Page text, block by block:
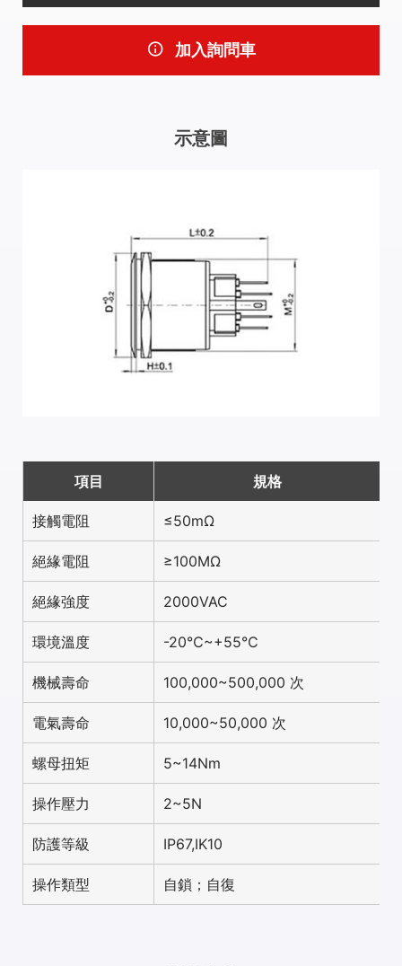
加入詢問車
示意圖
項目 規格
接觸電阻 ≤50mΩ
絕緣電阻 ≥100MΩ
絕緣強度 2000VAC
環境溫度 -20℃~+55℃
機械壽命 100,000~500,000 次
電氣壽命 10,000~50,000 次
螺母扭矩 5~14Nm
操作壓力 2~5N
防護等級 IP67,IK10
操作類型 自鎖；自復